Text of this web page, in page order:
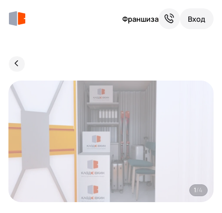
Франшиза Вход
1/4